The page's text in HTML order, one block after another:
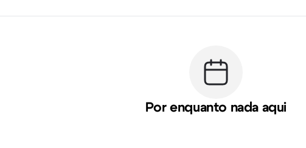
Por enquanto nada aqui